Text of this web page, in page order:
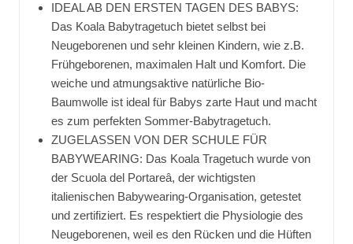
IDEAL AB DEN ERSTEN TAGEN DES BABYS:
Das Koala Babytragetuch bietet selbst bei
Neugeborenen und sehr kleinen Kindern, wie z.B.
Frühgeborenen, maximalen Halt und Komfort. Die
weiche und atmungsaktive natürliche Bio-
Baumwolle ist ideal für Babys zarte Haut und macht
es zum perfekten Sommer-Babytragetuch.
ZUGELASSEN VON DER SCHULE FÜR
BABYWEARING: Das Koala Tragetuch wurde von
der Scuola del Portareâ, der wichtigsten
italienischen Babywearing-Organisation, getestet
und zertifiziert. Es respektiert die Physiologie des
Neugeborenen, weil es den Rücken und die Hüften